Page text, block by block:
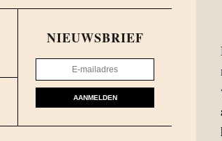
NIEUWSBRIEF
AANMELDEN